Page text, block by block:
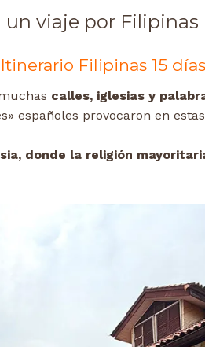
viaje por Filipinas
Filipinas 15
calles, iglesias y
españoles provocaron en
donde la religión